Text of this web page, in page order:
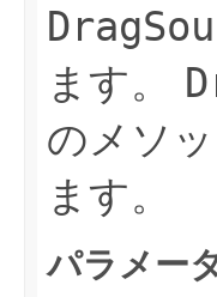
ます。
のメソ
ます。
パラメー